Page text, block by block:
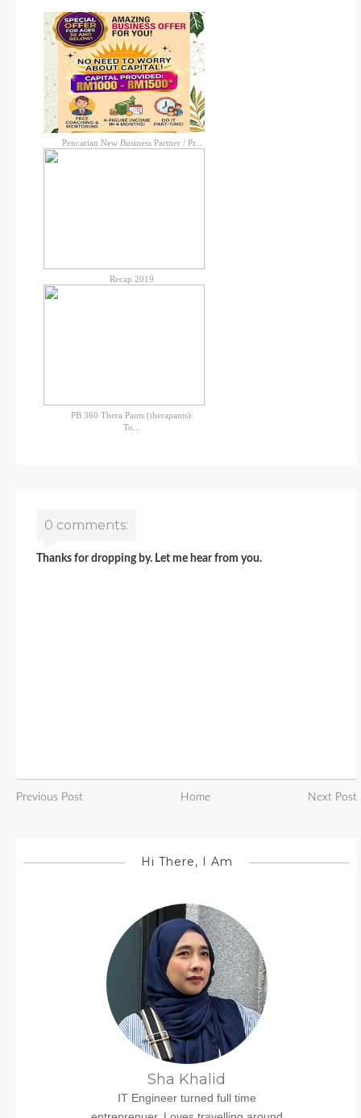
Pencarian New Business Partner / Pr...
Recap 2019
PB 360 Thera Pants (therapants):
To...
0 comments:
Thanks for dropping by. Let me hear from you.
Previous Post Home Next Post
Hi There, I Am
Sha Khalid
IT Engineer turned full time